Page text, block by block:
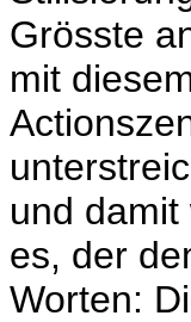
Grösste
mit
und
es, der
Worten: